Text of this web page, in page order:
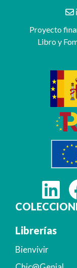
Proyecto
Libro y
Librerías
Bienvivir